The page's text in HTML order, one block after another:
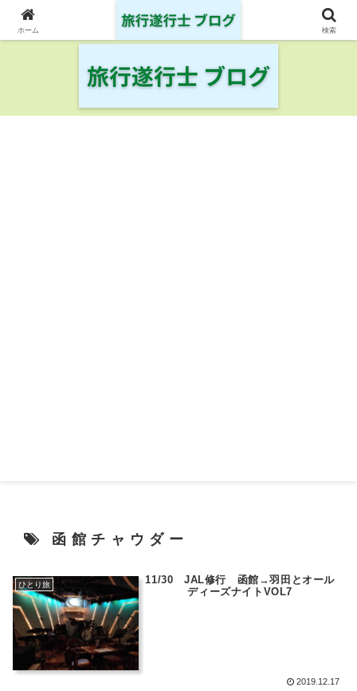
日本の鉄道・空港を制覇した旅行遂行士の旅の記録
函館チャウダー
ひとり旅
11/30 JAL修行 函館→羽田とオール
ディーズナイトVOL7
2019.12.17
ホーム 検索